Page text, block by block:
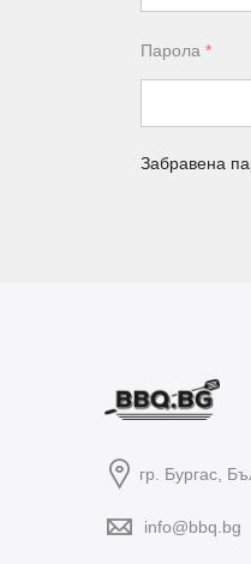
Парола *
Забравена
гр. Бургас,
info@bbq.bg